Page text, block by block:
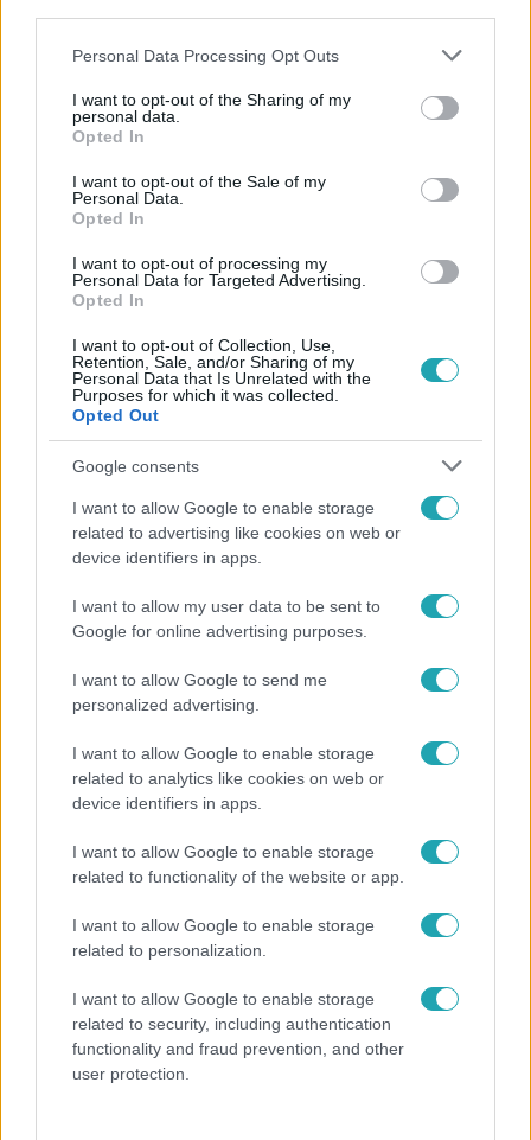
Please note that this website/app uses one or more Google
not limited to your visit or usage behaviour. You may click to
grant or deny consent to Google and its third-party tags to
use your data for below specified purposes in below Google
consent section.
Personal Data Processing Opt Outs
I want to opt-out of the Sharing of my
personal data.
Opted In
I want to opt-out of the Sale of my
Personal Data.
Opted In
I want to opt-out of processing my
Personal Data for Targeted Advertising.
Opted In
I want to opt-out of Collection, Use,
Retention, Sale, and/or Sharing of my
Personal Data that Is Unrelated with the
Purposes for which it was collected.
Opted Out
Google consents
I want to allow Google to enable storage
related to advertising like cookies on web or
device identifiers in apps.
I want to allow my user data to be sent to
Google for online advertising purposes.
I want to allow Google to send me
personalized advertising.
I want to allow Google to enable storage
related to analytics like cookies on web or
device identifiers in apps.
I want to allow Google to enable storage
related to functionality of the website or app.
I want to allow Google to enable storage
related to personalization.
I want to allow Google to enable storage
related to security, including authentication
functionality and fraud prevention, and other
user protection.
2023. december 14. 10:27
Videó: Egy Ford pickupnak kellett megmentenie
egy elakadt Tesla Cybertruckot
Korábban azzal reklámozták, hogy nagyon jól gyorsul. Az
most itt nem sokat segített.
Külföld
A Szuezi-csatornába szorult egy 190 méter hosszú
Se előre, se hátra. Már négy hajó várakozik miatta.